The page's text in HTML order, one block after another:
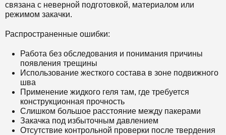
связана с неверной подготовкой, материалом или
режимом закачки.
Распространенные ошибки:
Работа без обследования и понимания причины
появления трещины
Использование жесткого состава в зоне подвижного
шва
Применение жидкого геля там, где требуется
конструкционная прочность
Слишком большое расстояние между пакерами
Закачка под избыточным давлением
Отсутствие контрольной проверки после твердения